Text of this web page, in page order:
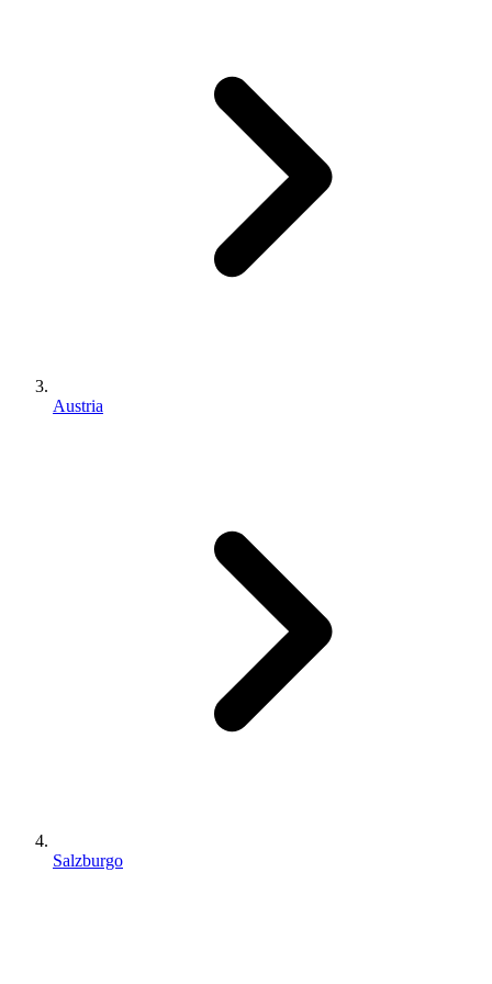
Austria
Salzburgo